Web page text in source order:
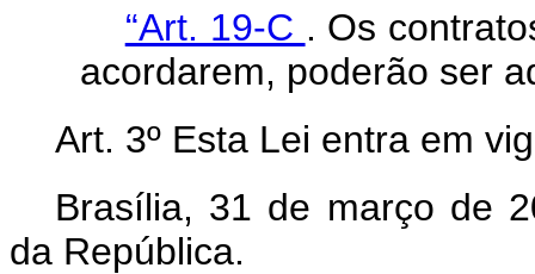
“Art. 19-C . Os
acordarem, poderão ser
Art. 3º Esta Lei entra em
Brasília, 31 de março de
da República.